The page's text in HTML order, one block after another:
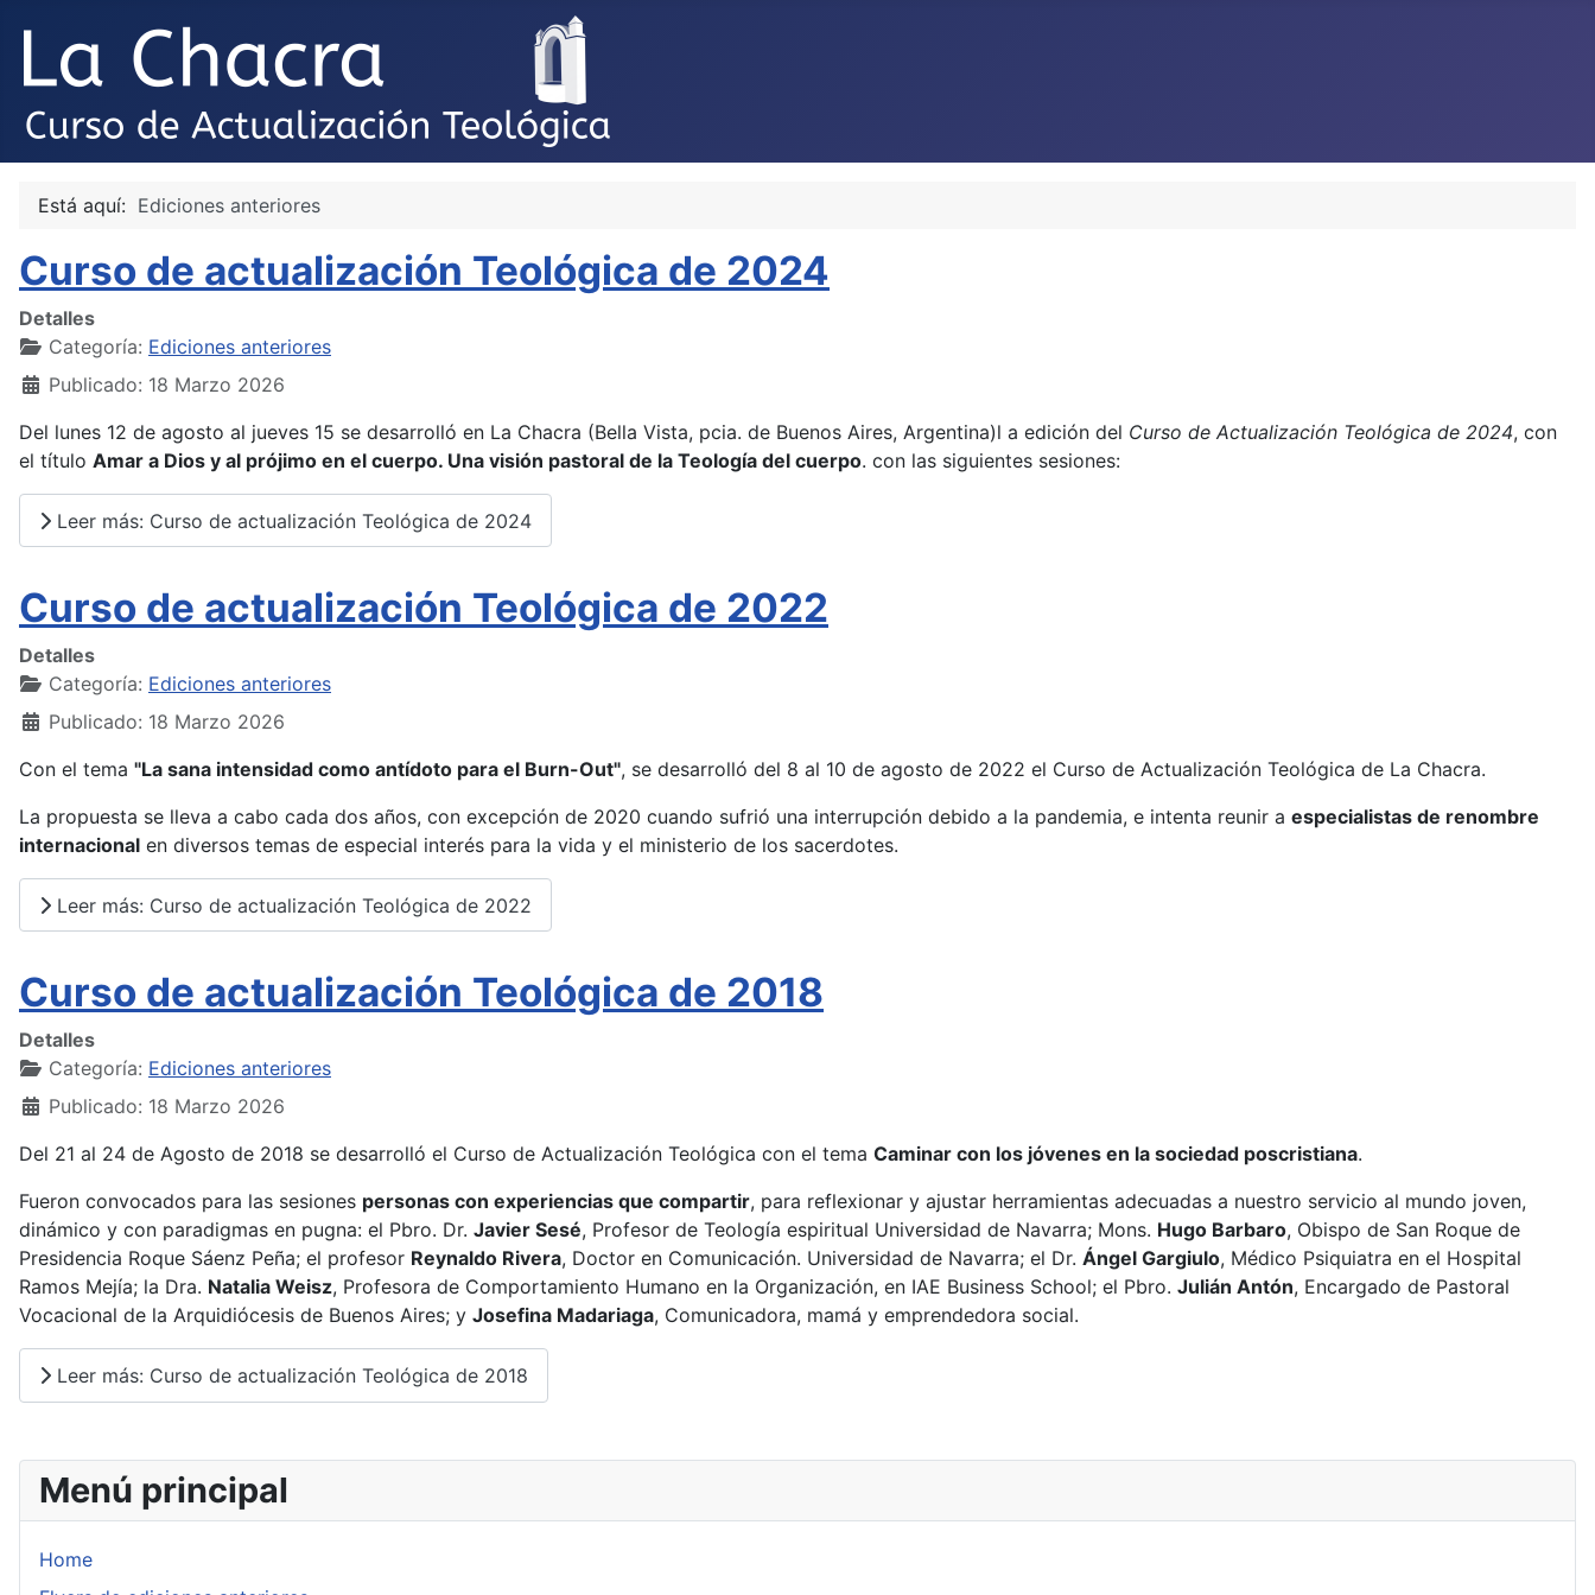
Está aquí: Ediciones anteriores
Curso de actualización Teológica de 2024
Detalles
Categoría: Ediciones anteriores
Publicado: 18 Marzo 2026
Del lunes 12 de agosto al jueves 15 se desarrolló en La Chacra (Bella Vista, pcia. de Buenos Aires, Argentina)l a edición del Curso de Actualización Teológica de 2024, con
el título Amar a Dios y al prójimo en el cuerpo. Una visión pastoral de la Teología del cuerpo. con las siguientes sesiones:
Leer más: Curso de actualización Teológica de 2024
Curso de actualización Teológica de 2022
Detalles
Categoría: Ediciones anteriores
Publicado: 18 Marzo 2026
Con el tema "La sana intensidad como antídoto para el Burn-Out", se desarrolló del 8 al 10 de agosto de 2022 el Curso de Actualización Teológica de La Chacra.
La propuesta se lleva a cabo cada dos años, con excepción de 2020 cuando sufrió una interrupción debido a la pandemia, e intenta reunir a especialistas de renombre
internacional en diversos temas de especial interés para la vida y el ministerio de los sacerdotes.
Leer más: Curso de actualización Teológica de 2022
Curso de actualización Teológica de 2018
Detalles
Categoría: Ediciones anteriores
Publicado: 18 Marzo 2026
Del 21 al 24 de Agosto de 2018 se desarrolló el Curso de Actualización Teológica con el tema Caminar con los jóvenes en la sociedad poscristiana.
Fueron convocados para las sesiones personas con experiencias que compartir, para reflexionar y ajustar herramientas adecuadas a nuestro servicio al mundo joven,
dinámico y con paradigmas en pugna: el Pbro. Dr. Javier Sesé, Profesor de Teología espiritual Universidad de Navarra; Mons. Hugo Barbaro, Obispo de San Roque de
Presidencia Roque Sáenz Peña; el profesor Reynaldo Rivera, Doctor en Comunicación. Universidad de Navarra; el Dr. Ángel Gargiulo, Médico Psiquiatra en el Hospital
Ramos Mejía; la Dra. Natalia Weisz, Profesora de Comportamiento Humano en la Organización, en IAE Business School; el Pbro. Julián Antón, Encargado de Pastoral
Vocacional de la Arquidiócesis de Buenos Aires; y Josefina Madariaga, Comunicadora, mamá y emprendedora social.
Leer más: Curso de actualización Teológica de 2018
Menú principal
Home